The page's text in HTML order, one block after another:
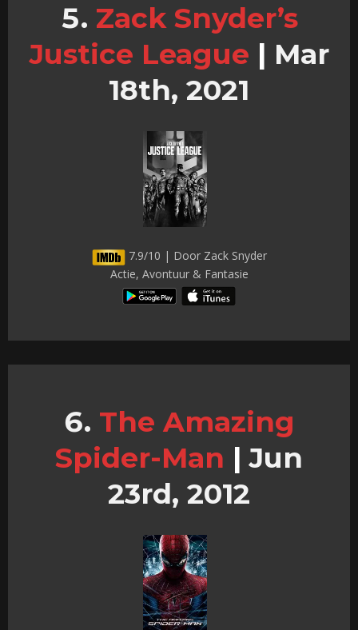
Zack Snyder’s
Justice League | Mar
18th, 2021
7.9/10 | Door Zack Snyder
Actie, Avontuur & Fantasie
The Amazing
Spider-Man | Jun
23rd, 2012